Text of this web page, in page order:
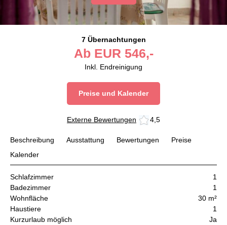
7 Übernachtungen
Ab EUR 546,-
Inkl. Endreinigung
Preise und Kalender
Externe Bewertungen 4,5
Beschreibung Ausstattung Bewertungen
Preise
Kalender
Schlafzimmer
1
Badezimmer
1
Wohnfläche
30 m²
Haustiere
1
Kurzurlaub möglich
Ja